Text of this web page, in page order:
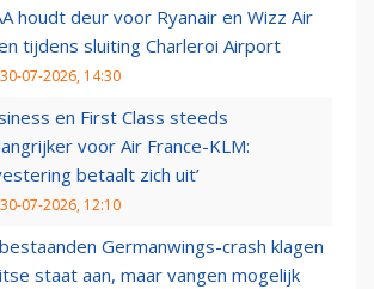
houdt deur voor Ryanair en Wizz Air
tijdens sluiting Charleroi Airport
30-07-2026, 14:30
en First Class steeds
voor Air France-KLM:
betaalt zich uit’
30-07-2026, 12:10
Germanwings-crash klagen
staat aan, maar vangen mogelijk